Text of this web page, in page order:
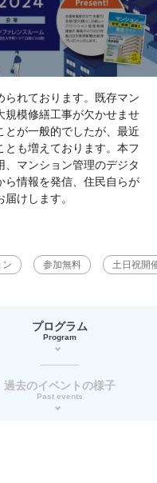
られております。既存マン
規模修繕工事が欠かせませ
とが一般的でしたが、最近
とも増えております。本フ
、マンション管理のデジタ
ら情報を発信、住民自らが
けします。
ン 参加無料 土日祝開
プログラム
Program
過去のイベントの様子
Past events